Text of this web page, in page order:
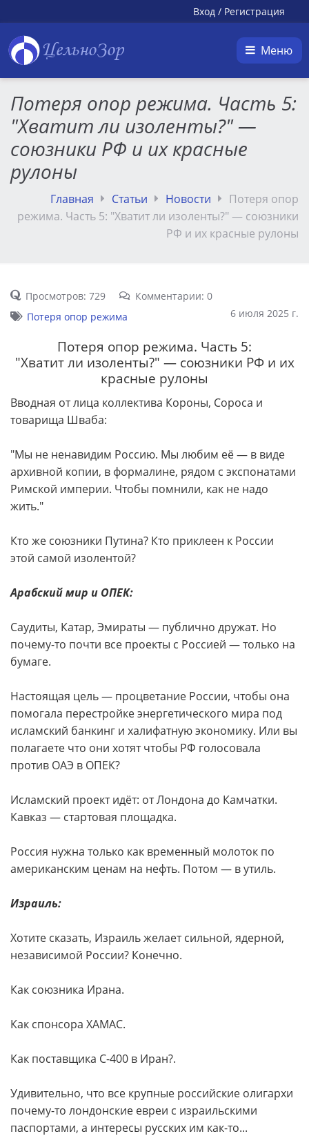
Вход / Регистрация
ЦельноЗор Меню
Потеря опор режима. Часть 5:
"Хватит ли изоленты?" —
союзники РФ и их красные
рулоны
Главная Статьи Новости
Потеря опор
режима. Часть 5: "Хватит ли изоленты?" — союзники
РФ и их красные рулоны
Просмотров: 729
Комментарии: 0
6 июля 2025 г.
Потеря опор режима
Потеря опор режима. Часть 5:
"Хватит ли изоленты?" — союзники РФ и их
красные рулоны
Вводная от лица коллектива Короны, Сороса и
товарища Шваба:
"Мы не ненавидим Россию. Мы любим её — в виде
архивной копии, в формалине, рядом с экспонатами
Римской империи. Чтобы помнили, как не надо
жить."
Кто же союзники Путина? Кто приклеен к России
этой самой изолентой?
Арабский мир и ОПЕК:
Саудиты, Катар, Эмираты — публично дружат. Но
почему-то почти все проекты с Россией — только на
бумаге.
Настоящая цель — процветание России, чтобы она
помогала перестройке энергетического мира под
исламский банкинг и халифатную экономику. Или вы
полагаете что они хотят чтобы РФ голосовала
против ОАЭ в ОПЕК?
Исламский проект идёт: от Лондона до Камчатки.
Кавказ — стартовая площадка.
Россия нужна только как временный молоток по
американским ценам на нефть. Потом — в утиль.
Израиль:
Хотите сказать, Израиль желает сильной, ядерной,
независимой России? Конечно.
Как союзника Ирана.
Как спонсора ХАМАС.
Как поставщика С-400 в Иран?.
Удивительно, что все крупные российские олигархи
почему-то лондонские евреи с израильскими
паспортами, а интересы русских им как-то...